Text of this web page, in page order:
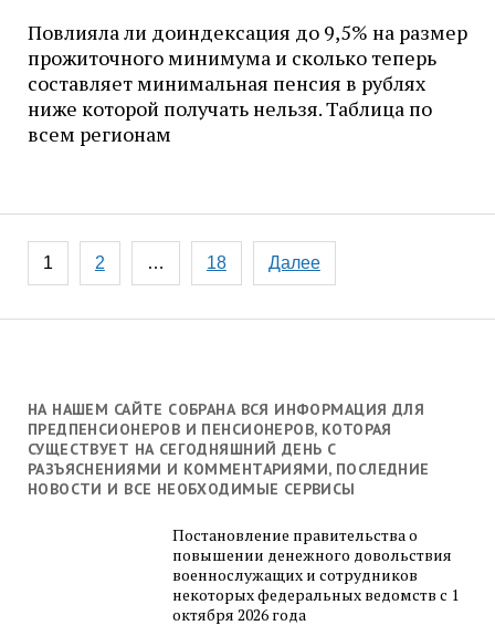
НА НАШЕМ САЙТЕ СОБРАНА ВСЯ ИНФОРМАЦИЯ ДЛЯ
ПРЕДПЕНСИОНЕРОВ И ПЕНСИОНЕРОВ, КОТОРАЯ
СУЩЕСТВУЕТ НА СЕГОДНЯШНИЙ ДЕНЬ С
РАЗЪЯСНЕНИЯМИ И КОММЕНТАРИЯМИ, ПОСЛЕДНИЕ
НОВОСТИ И ВСЕ НЕОБХОДИМЫЕ СЕРВИСЫ
Постановление правительства о
повышении денежного довольствия
военнослужащих и сотрудников
некоторых федеральных ведомств с 1
октября 2026 года
Повлияла ли доиндексация до 9,5% на размер
прожиточного минимума и сколько теперь
составляет минимальная пенсия в рублях
ниже которой получать нельзя. Таблица по
всем регионам
Навигация
по
1 2 … 18 Далее